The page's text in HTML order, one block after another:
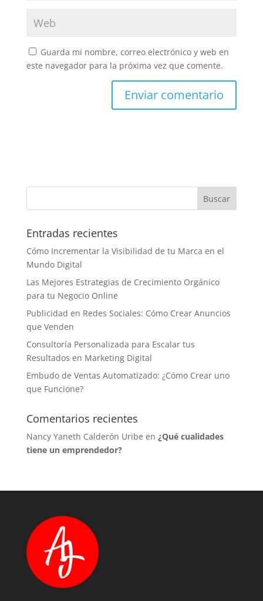
Guarda mi nombre, correo electrónico y web en
este navegador para la próxima vez que comente.
Entradas recientes
Cómo Incrementar la Visibilidad de tu Marca en el
Mundo Digital
Las Mejores Estrategias de Crecimiento Orgánico
para tu Negocio Online
Publicidad en Redes Sociales: Cómo Crear Anuncios
que Venden
Consultoría Personalizada para Escalar tus
Resultados en Marketing Digital
Embudo de Ventas Automatizado: ¿Cómo Crear uno
que Funcione?
Comentarios recientes
Nancy Yaneth Calderón Uribe en ¿Qué cualidades
tiene un emprendedor?